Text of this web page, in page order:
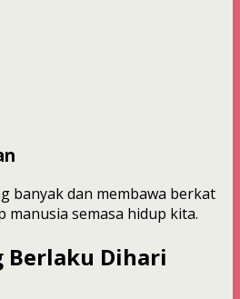
banyak dan membawa berkat
manusia semasa hidup kita.
Berlaku Dihari